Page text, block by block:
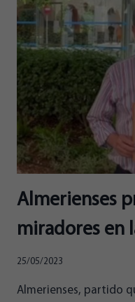
ESPÍRITU
DEL
2005
Almerienses
miradores en
25/05/2023
Almerienses, partido